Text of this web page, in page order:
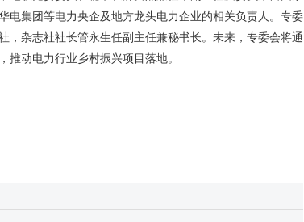
电集团等电力央企及地方龙头电力企业的相关负责人。专委
，杂志社社长管永生任副主任兼秘书长。未来，专委会将通
推动电力行业乡村振兴项目落地。